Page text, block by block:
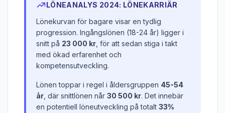
LÖNEANALYS 2024: LÖNEKARRIÄR
Lönekurvan för bagare visar en tydlig
progression. Ingångslönen (18-24 år) ligger i
snitt på 23 000 kr , för att sedan stiga i takt
med ökad erfarenhet och
kompetensutveckling.
Lönen toppar i regel i åldersgruppen 45-54
år , där snittlönen når 30 500 kr. Det innebär
en potentiell löneutveckling på totalt 33%